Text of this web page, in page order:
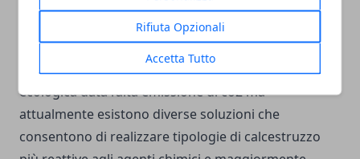
Rifiuta Opzionali
Accetta Tutto
destinato a ridursi anzi è previsto un netto aumento
Questo materiale non rappresenta la soluzione più
ecologica data l’alta emissione di co2 ma
attualmente esistono diverse soluzioni che
consentono di realizzare tipologie di calcestruzzo